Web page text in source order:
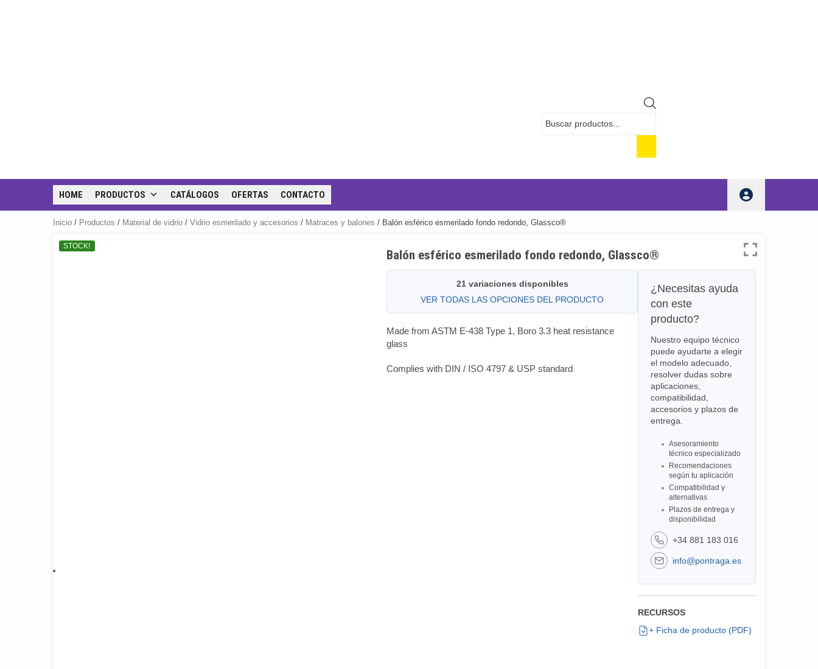
Búsqueda
HOME PRODUCTOS CATÁLOGOS OFERTAS CONTACTO
Inicio / Productos / Material de vidrio / Vidrio esmerilado y accesorios / Matraces y balones / Balón esférico esmerilado fondo redondo, Glassco®
STOCK!
Balón esférico esmerilado fondo redondo, Glassco®
21 variaciones disponibles
VER TODAS LAS OPCIONES DEL PRODUCTO
Made from ASTM E-438 Type 1, Boro 3.3 heat resistance
glass
Complies with DIN / ISO 4797 & USP standard
¿Necesitas ayuda
con este
producto?
Nuestro equipo técnico
puede ayudarte a elegir
el modelo adecuado,
resolver dudas sobre
aplicaciones,
compatibilidad,
accesorios y plazos de
entrega.
Asesoramiento
técnico especializado
Recomendaciones
según tu aplicación
Compatibilidad y
alternativas
Plazos de entrega y
disponibilidad
+34 881 183 016
info@pontraga.es
RECURSOS
+ Ficha de producto (PDF)